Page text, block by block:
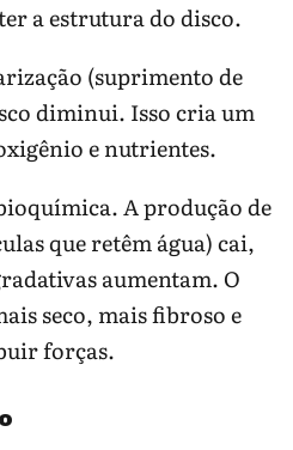
a estrutura do disco.
(suprimento de
diminui. Isso cria um
e nutrientes.
A produção de
que retêm água) cai,
aumentam. O
seco, mais fibroso e
forças.